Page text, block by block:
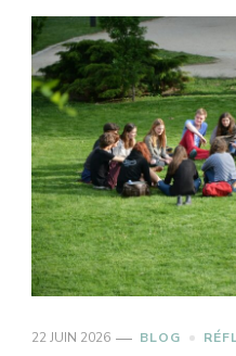
22 JUIN 2026 BLOG